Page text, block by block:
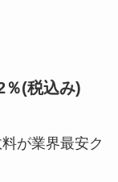
％(税込み)
が業界最安ク